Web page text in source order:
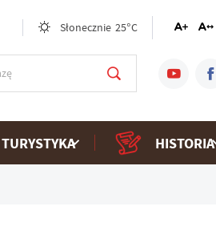
Słonecznie 25°C
TURYSTYKA HISTORIA